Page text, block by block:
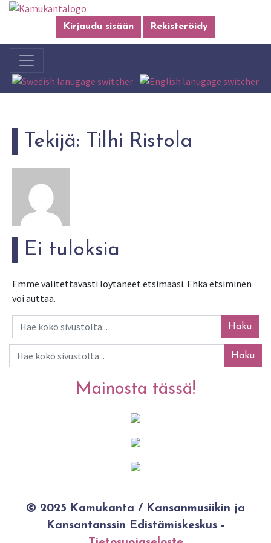
Kirjaudu sisään Rekisteröidy
Tekijä: Tilhi Ristola
Ei tuloksia
Emme valitettavasti löytäneet etsimääsi. Ehkä etsiminen
voi auttaa.
Haku
Haku
Mainosta tässä!
© 2025 Kamukanta / Kansanmusiikin ja
Kansantanssin Edistämiskeskus -